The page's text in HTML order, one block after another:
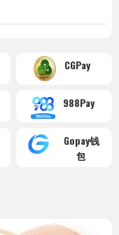
CGPay
988Pay
Gopay钱
包